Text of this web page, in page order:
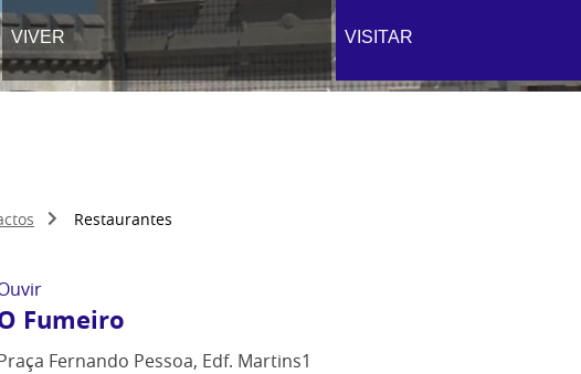
VIVER VISITAR
Restaurantes
Fumeiro
Fernando Pessoa, Edf. Martins1